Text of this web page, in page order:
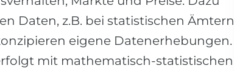
Daten, z.B. bei statistischen Ämtern
eigene Datenerhebungen.
mit mathematisch-statistischen